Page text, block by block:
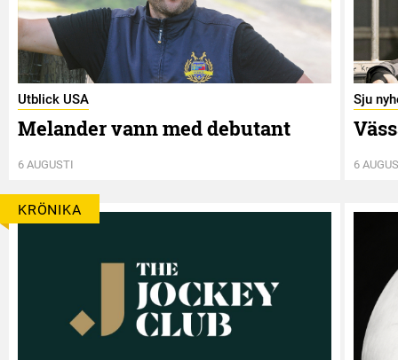
Utblick USA
Melander vann med debutant
6 AUGUSTI
Sju
6
KRÖNIKA